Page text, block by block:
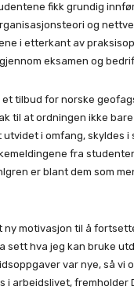
fikk grundig
og
i etterkant av
eksamen og
tilbud for norske
til at ordningen ikke
utvidet i omfang, skyldes i
fra
er blant dem som
ny motivasjon til å
sett hva jeg kan bruke
var nye, så vi
i arbeidslivet, fremholder